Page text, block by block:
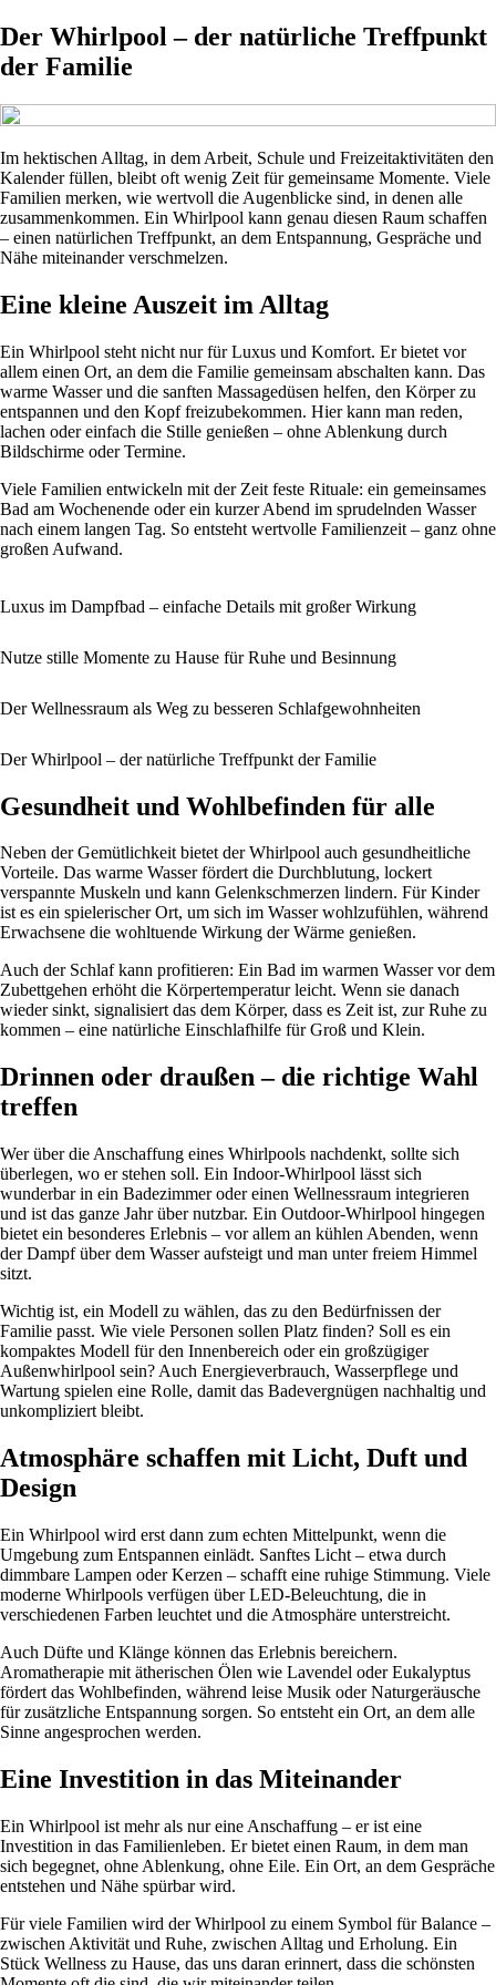
Der Whirlpool – der natürliche Treffpunkt
der Familie
Im hektischen Alltag, in dem Arbeit, Schule und Freizeitaktivitäten den
Kalender füllen, bleibt oft wenig Zeit für gemeinsame Momente. Viele
Familien merken, wie wertvoll die Augenblicke sind, in denen alle
zusammenkommen. Ein Whirlpool kann genau diesen Raum schaffen
– einen natürlichen Treffpunkt, an dem Entspannung, Gespräche und
Nähe miteinander verschmelzen.
Eine kleine Auszeit im Alltag
Ein Whirlpool steht nicht nur für Luxus und Komfort. Er bietet vor
allem einen Ort, an dem die Familie gemeinsam abschalten kann. Das
warme Wasser und die sanften Massagedüsen helfen, den Körper zu
entspannen und den Kopf freizubekommen. Hier kann man reden,
lachen oder einfach die Stille genießen – ohne Ablenkung durch
Bildschirme oder Termine.
Viele Familien entwickeln mit der Zeit feste Rituale: ein gemeinsames
Bad am Wochenende oder ein kurzer Abend im sprudelnden Wasser
nach einem langen Tag. So entsteht wertvolle Familienzeit – ganz ohne
großen Aufwand.
Luxus im Dampfbad – einfache Details mit großer Wirkung
Nutze stille Momente zu Hause für Ruhe und Besinnung
Der Wellnessraum als Weg zu besseren Schlafgewohnheiten
Der Whirlpool – der natürliche Treffpunkt der Familie
Gesundheit und Wohlbefinden für alle
Neben der Gemütlichkeit bietet der Whirlpool auch gesundheitliche
Vorteile. Das warme Wasser fördert die Durchblutung, lockert
verspannte Muskeln und kann Gelenkschmerzen lindern. Für Kinder
ist es ein spielerischer Ort, um sich im Wasser wohlzufühlen, während
Erwachsene die wohltuende Wirkung der Wärme genießen.
Auch der Schlaf kann profitieren: Ein Bad im warmen Wasser vor dem
Zubettgehen erhöht die Körpertemperatur leicht. Wenn sie danach
wieder sinkt, signalisiert das dem Körper, dass es Zeit ist, zur Ruhe zu
kommen – eine natürliche Einschlafhilfe für Groß und Klein.
Drinnen oder draußen – die richtige Wahl
treffen
Wer über die Anschaffung eines Whirlpools nachdenkt, sollte sich
überlegen, wo er stehen soll. Ein Indoor-Whirlpool lässt sich
wunderbar in ein Badezimmer oder einen Wellnessraum integrieren
und ist das ganze Jahr über nutzbar. Ein Outdoor-Whirlpool hingegen
bietet ein besonderes Erlebnis – vor allem an kühlen Abenden, wenn
der Dampf über dem Wasser aufsteigt und man unter freiem Himmel
sitzt.
Wichtig ist, ein Modell zu wählen, das zu den Bedürfnissen der
Familie passt. Wie viele Personen sollen Platz finden? Soll es ein
kompaktes Modell für den Innenbereich oder ein großzügiger
Außenwhirlpool sein? Auch Energieverbrauch, Wasserpflege und
Wartung spielen eine Rolle, damit das Badevergnügen nachhaltig und
unkompliziert bleibt.
Atmosphäre schaffen mit Licht, Duft und
Design
Ein Whirlpool wird erst dann zum echten Mittelpunkt, wenn die
Umgebung zum Entspannen einlädt. Sanftes Licht – etwa durch
dimmbare Lampen oder Kerzen – schafft eine ruhige Stimmung. Viele
moderne Whirlpools verfügen über LED-Beleuchtung, die in
verschiedenen Farben leuchtet und die Atmosphäre unterstreicht.
Auch Düfte und Klänge können das Erlebnis bereichern.
Aromatherapie mit ätherischen Ölen wie Lavendel oder Eukalyptus
fördert das Wohlbefinden, während leise Musik oder Naturgeräusche
für zusätzliche Entspannung sorgen. So entsteht ein Ort, an dem alle
Sinne angesprochen werden.
Eine Investition in das Miteinander
Ein Whirlpool ist mehr als nur eine Anschaffung – er ist eine
Investition in das Familienleben. Er bietet einen Raum, in dem man
sich begegnet, ohne Ablenkung, ohne Eile. Ein Ort, an dem Gespräche
entstehen und Nähe spürbar wird.
Für viele Familien wird der Whirlpool zu einem Symbol für Balance –
zwischen Aktivität und Ruhe, zwischen Alltag und Erholung. Ein
Stück Wellness zu Hause, das uns daran erinnert, dass die schönsten